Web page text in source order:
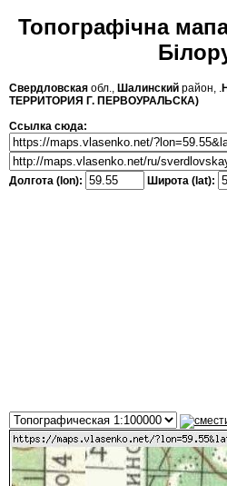
Топографічна мапа
Свердловская обл., Шалинский район, .
ТЕРРИТОРИЯ Г. ПЕРВОУРАЛЬСКА)
Ссылка сюда:
Долгота (lon): Широта (lat):